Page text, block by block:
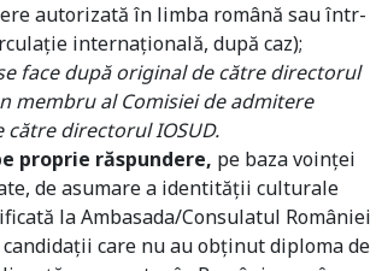
autorizată în limba română sau într-
internațională, după caz);
face după original de către directorul
membru al Comisiei de admitere
către directorul IOSUD.
proprie răspundere, pe baza voinței
de asumare a identității culturale
la Ambasada/Consulatul României
care nu au obținut diploma de